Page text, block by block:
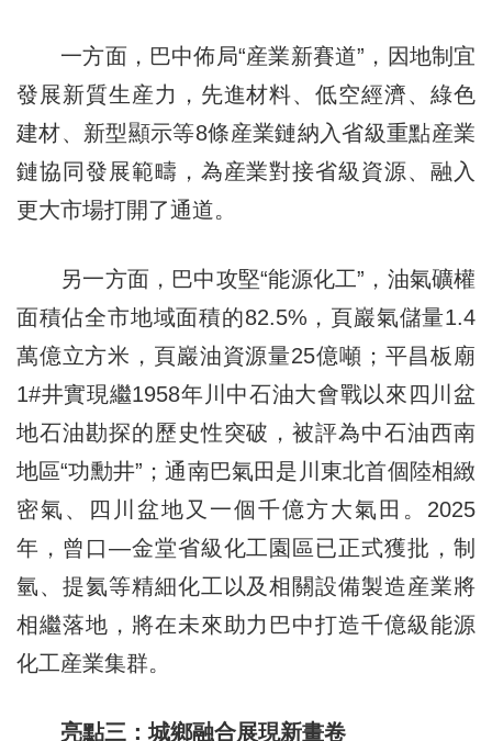
一方面，巴中佈局“産業新賽道”，因地制宜
發展新質生産力，先進材料、低空經濟、綠色
建材、新型顯示等8條産業鏈納入省級重點産業
鏈協同發展範疇，為産業對接省級資源、融入
更大市場打開了通道。
另一方面，巴中攻堅“能源化工”，油氣礦權
面積佔全市地域面積的82.5%，頁巖氣儲量1.4
萬億立方米，頁巖油資源量25億噸；平昌板廟
1#井實現繼1958年川中石油大會戰以來四川盆
地石油勘探的歷史性突破，被評為中石油西南
地區“功勳井”；通南巴氣田是川東北首個陸相緻
密氣、四川盆地又一個千億方大氣田。2025
年，曾口—金堂省級化工園區已正式獲批，制
氫、提氦等精細化工以及相關設備製造産業將
相繼落地，將在未來助力巴中打造千億級能源
化工産業集群。
亮點三：城鄉融合展現新畫卷